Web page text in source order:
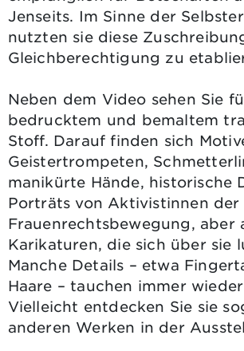
Jenseits. Im Sinne der
nutzten sie diese
Gleichberechtigung zu
Neben dem Video sehen Sie
bedrucktem und bemaltem
Stoff. Darauf finden sich
Geistertrompeten,
manikürte Hände, historische
Porträts von Aktivistinnen der
Frauenrechtsbewegung, aber
Karikaturen, die sich über sie
Manche Details – etwa
Haare – tauchen immer
Vielleicht entdecken Sie sie
anderen Werken in der